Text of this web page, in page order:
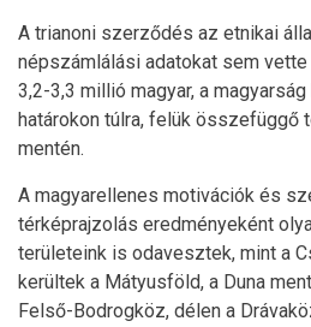
A trianoni szerződés az etnikai
népszámlálási adatokat sem
3,2-3,3 millió magyar, a
határokon túlra, felük összefüggő
mentén.
A magyarellenes motivációk és
térképrajzolás eredményeként
területeink is odavesztek, mint a
kerültek a Mátyusföld, a Duna
Felső-Bodrogköz, délen a